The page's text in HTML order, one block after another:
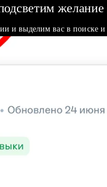
желание
и выделим вас в поиске и